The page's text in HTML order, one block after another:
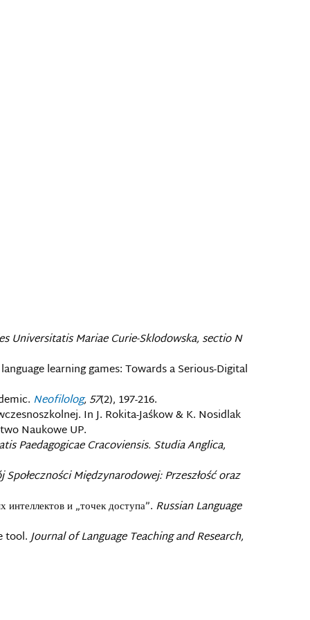
Universitatis Mariae Curie-Sklodowska, sectio N
learning games: Towards a Serious-Digital
Neofilolog, 57(2), 197-216.
In J. Rokita-Jaśkow & K. Nosidlak
Naukowe UP.
Paedagogicae Cracoviensis. Studia Anglica,
Społeczności Międzynarodowej: Przeszłość oraz
и „точек доступа”. Russian Language
tool.Journal of Language Teaching and Research,